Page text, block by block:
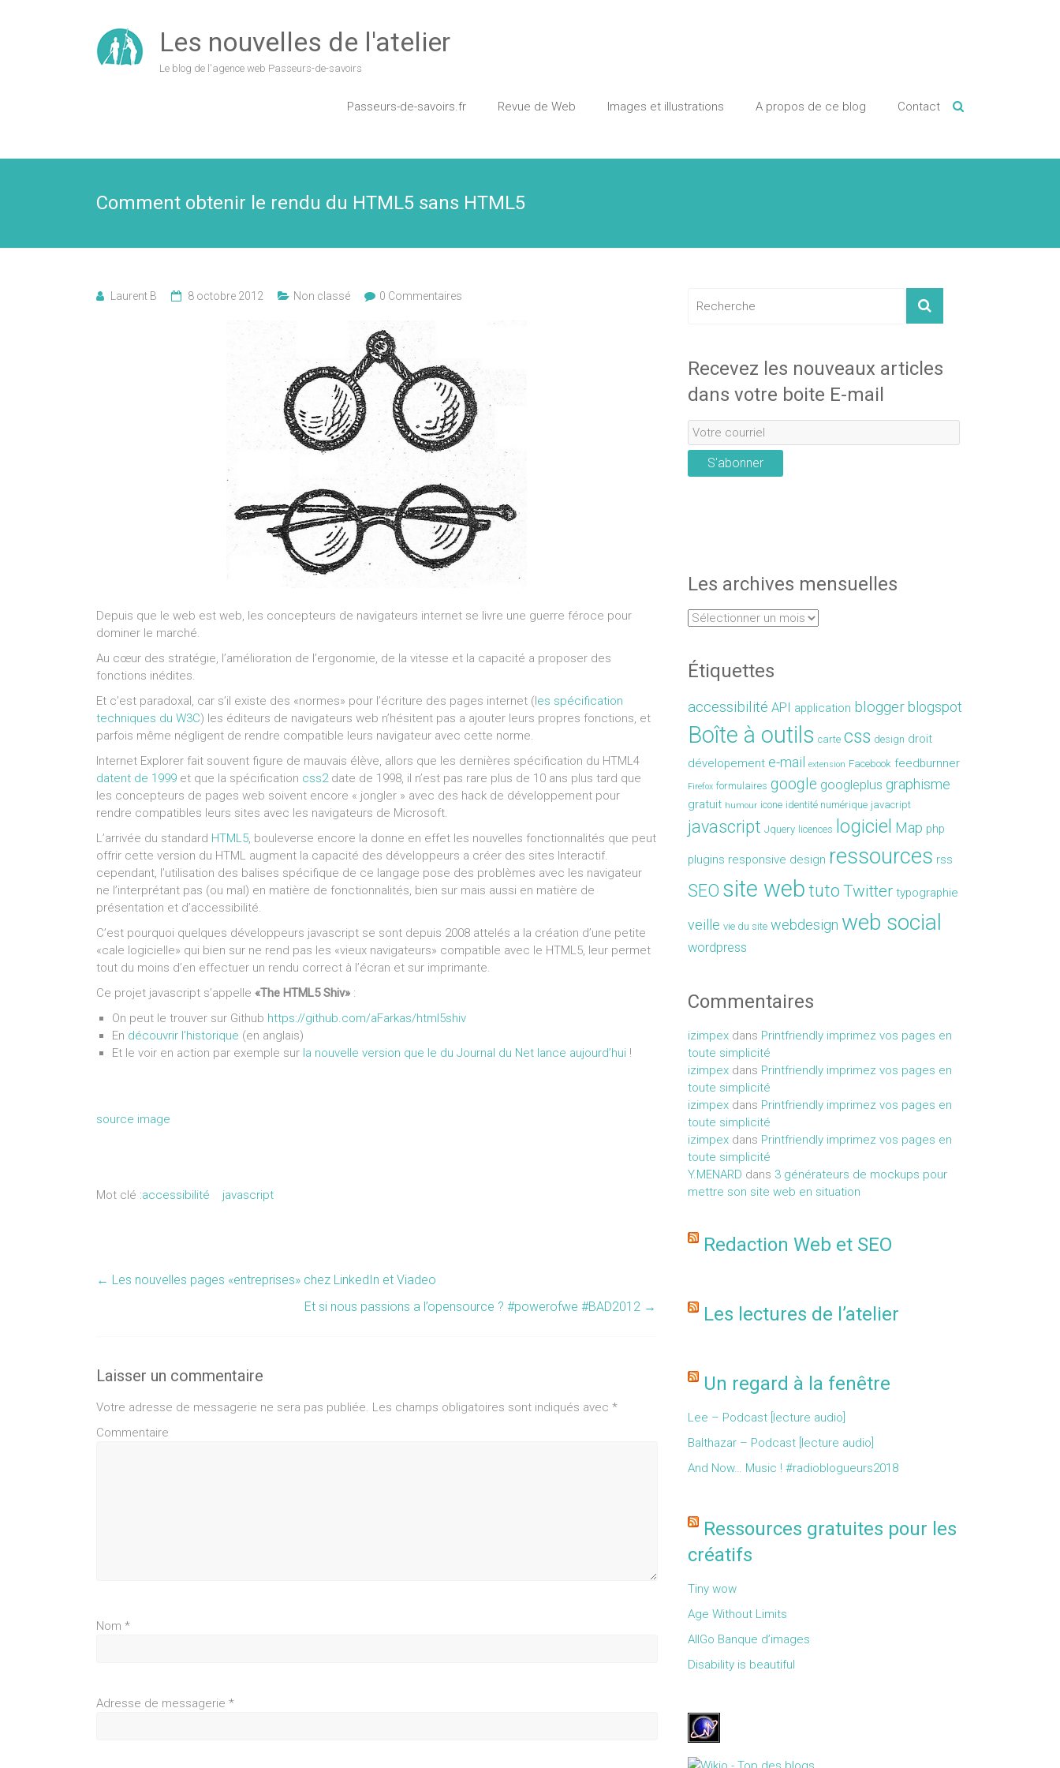
Les nouvelles de l'atelier
Le blog de l'agence web Passeurs-de-savoirs
Passeurs-de-savoirs.fr Revue de Web Images et illustrations A propos de ce blog Contact
Comment obtenir le rendu du HTML5 sans HTML5
Laurent B 8 octobre 2012 Non classé 0 Commentaires
Depuis que le web est web, les concepteurs de navigateurs internet se livre une guerre féroce pour
dominer le marché.
Au cœur des stratégie, l’amélioration de l’ergonomie, de la vitesse et la capacité a proposer des
fonctions inédites.
Et c’est paradoxal, car s’il existe des «normes» pour l’écriture des pages internet (l es spécification
techniques du W3C) les éditeurs de navigateurs web n’hésitent pas a ajouter leurs propres fonctions, et
parfois même négligent de rendre compatible leurs navigateur avec cette norme.
Internet Explorer fait souvent figure de mauvais élève, allors que les dernières spécification du HTML4
datent de 1999 et que la spécification css2date de 1998, il n’est pas rare plus de 10 ans plus tard que
les concepteurs de pages web soivent encore « jongler » avec des hack de développement pour
rendre compatibles leurs sites avec les navigateurs de Microsoft.
L’arrivée du standard HTML5, bouleverse encore la donne en effet les nouvelles fonctionnalités que peut
offrir cette version du HTML augment la capacité des développeurs a créer des sites Interactif.
cependant, l’utilisation des balises spécifique de ce langage pose des problèmes avec les navigateur
ne l’interprétant pas (ou mal) en matière de fonctionnalités, bien sur mais aussi en matière de
présentation et d’accessibilité.
C’est pourquoi quelques développeurs javascript se sont depuis 2008 attelés a la création d’une petite
«cale logicielle» qui bien sur ne rend pas les «vieux navigateurs» compatible avec le HTML5, leur permet
tout du moins d’en effectuer un rendu correct à l’écran et sur imprimante.
Ce projet javascript s’appelle «The HTML5 Shiv» :
On peut le trouver sur Github https://github.com/aFarkas/html5shiv
En découvrir l’historique (en anglais)
Et le voir en action par exemple sur la nouvelle version que le du Journal du Net lance aujourd’hui !
source image
Mot clé :accessibilité javascript
← Les nouvelles pages «entreprises» chez LinkedIn et Viadeo
Et si nous passions a l’opensource ? #powerofwe #BAD2012 →
Laisser un commentaire
Votre adresse de messagerie ne sera pas publiée. Les champs obligatoires sont indiqués avec *
Commentaire
Nom *
Adresse de messagerie *
Recevez les nouveaux articles
dans votre boite E-mail
S'abonner
Les archives mensuelles
Étiquettes
accessibilité API application blogger blogspot
Boîte à outils carte css design droit
dévelopement e-mail extension Facebook feedburnner
Firefox formulaires google googleplus graphisme
gratuit humour icone identité numérique javacript
javascript Jquery licences logiciel Map php
plugins responsive design ressources rss
SEO site web tuto Twitter typographie
veille vie du site webdesign web social
wordpress
Commentaires
izimpex dans Printfriendly imprimez vos pages en
toute simplicité
izimpex dans Printfriendly imprimez vos pages en
toute simplicité
izimpex dans Printfriendly imprimez vos pages en
toute simplicité
izimpex dans Printfriendly imprimez vos pages en
toute simplicité
Y.MENARD dans 3 générateurs de mockups pour
mettre son site web en situation
Redaction Web et SEO
Les lectures de l’atelier
Un regard à la fenêtre
Lee – Podcast [lecture audio]
Balthazar – Podcast [lecture audio]
And Now… Music ! #radioblogueurs2018
Ressources gratuites pour les
créatifs
Tiny wow
Age Without Limits
AllGo Banque d’images
Disability is beautiful